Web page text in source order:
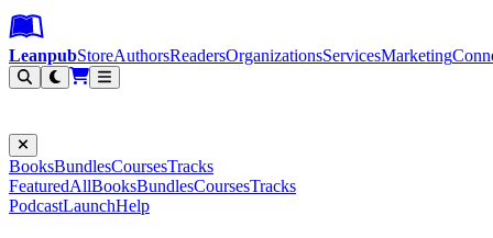
Leanpub Header
Leanpub Navigation
Skip to main content
Go to Leanpub.com
LeanpubStoreAuthorsReadersOrganizationsServicesMarketing
BooksBundlesCoursesTracks
FeaturedAllBooksBundlesCoursesTracks
PodcastLaunchHelp